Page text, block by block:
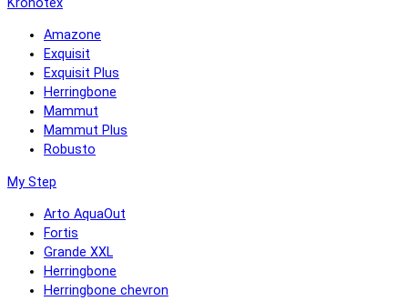
Kronotex
Amazone
Exquisit
Exquisit Plus
Herringbone
Mammut
Mammut Plus
Robusto
My Step
Arto AquaOut
Fortis
Grande XXL
Herringbone
Herringbone chevron